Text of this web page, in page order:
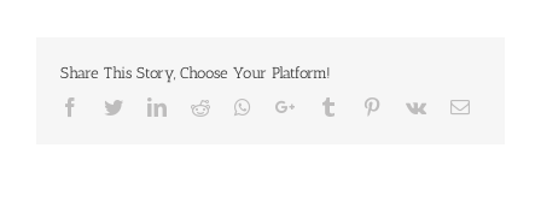
Share This Story, Choose Your Platform!
Facebook
TwitterLinkedIn
Reddit Whatsapp
Google+Tumblr Pinterest
Vk Email